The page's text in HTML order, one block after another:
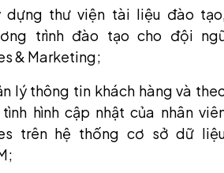
dựng thư viện tài liệu đào
trình đào tạo cho đội
& Marketing;
lý thông tin khách hàng và
hình cập nhật của nhân
trên hệ thống cơ sở dữ